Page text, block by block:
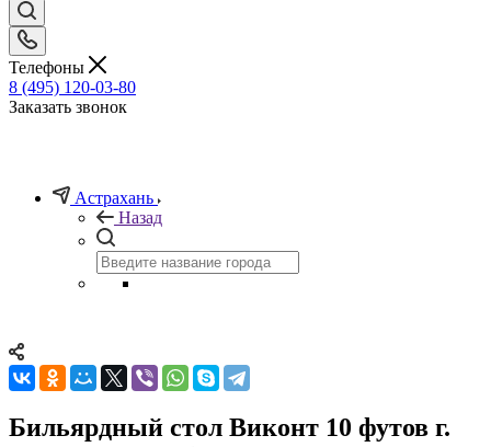
Телефоны
8 (495) 120-03-80
Заказать звонок
Астрахань
Назад
Бильярдный стол Виконт 10 футов г.